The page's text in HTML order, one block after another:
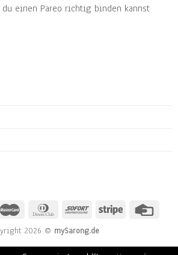
du einen Pareo richtig binden kannst
2026 © mySarong.de